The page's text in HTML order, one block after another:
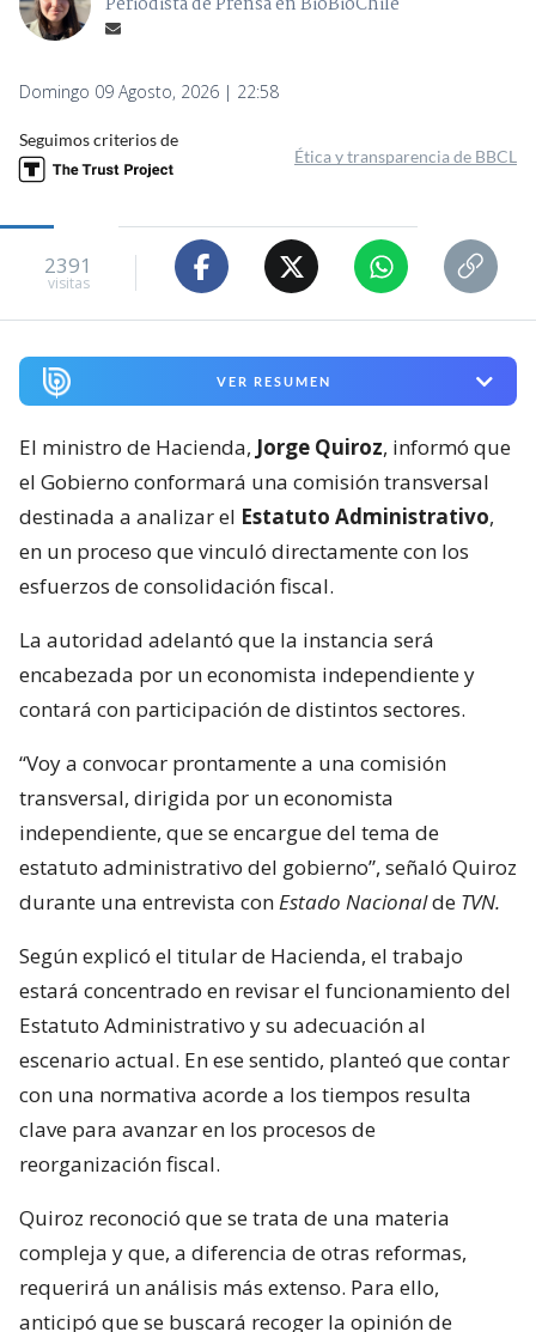
Domingo 09 Agosto, 2026 | 22:58
Seguimos criterios de
Ética y transparencia de BBCL
2391
visitas
VER RESUMEN
El ministro de Hacienda, Jorge Quiroz, informó que
el Gobierno conformará una comisión transversal
destinada a analizar el Estatuto Administrativo,
en un proceso que vinculó directamente con los
esfuerzos de consolidación fiscal.
La autoridad adelantó que la instancia será
encabezada por un economista independiente y
contará con participación de distintos sectores.
“Voy a convocar prontamente a una comisión
transversal, dirigida por un economista
independiente, que se encargue del tema de
estatuto administrativo del gobierno”, señaló Quiroz
durante una entrevista conEstado Nacionalde TVN.
Según explicó el titular de Hacienda, el trabajo
estará concentrado en revisar el funcionamiento del
Estatuto Administrativo y su adecuación al
escenario actual. En ese sentido, planteó que contar
con una normativa acorde a los tiempos resulta
clave para avanzar en los procesos de
reorganización fiscal.
Quiroz reconoció que se trata de una materia
compleja y que, a diferencia de otras reformas,
requerirá un análisis más extenso. Para ello,
anticipó que se buscará recoger la opinión de